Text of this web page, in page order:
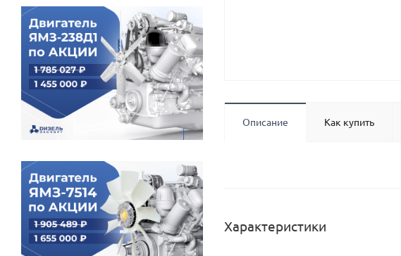
Описание Как купить
Характеристики